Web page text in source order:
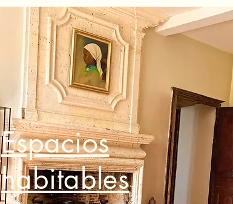
Espacios
habitables